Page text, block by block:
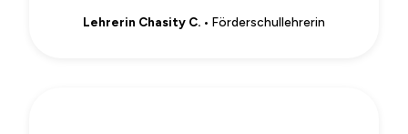
Lehrerin Chasity C. • Förderschullehrerin